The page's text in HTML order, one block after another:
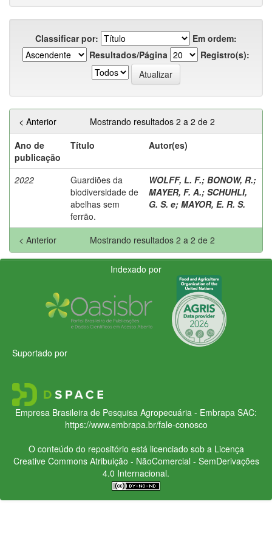
Classificar por:
Em ordem:
Resultados/Página
Registro(s):
Mostrando resultados 2 a 2 de 2
< Anterior
Ano de
publicação
Título Autor(es)
2022
Guardiões da
biodiversidade de
abelhas sem
ferrão.
WOLFF, L. F.; BONOW, R.;
MAYER, F. A.; SCHUHLI,
G. S. e; MAYOR, E. R. S.
Mostrando resultados 2 a 2 de 2
< Anterior
Indexado por
Suportado por
Empresa Brasileira de Pesquisa Agropecuária - Embrapa SAC:
https://www.embrapa.br/fale-conosco
O conteúdo do repositório está licenciado sob a Licença
Creative CommonsAtribuição - NãoComercial - SemDerivações
4.0 Internacional.